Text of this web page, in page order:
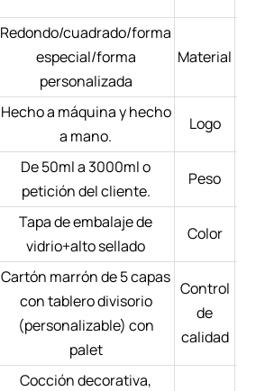
Redondo/cuadrado/forma
especial/forma
personalizada
Material
Hecho a máquina y hecho
a mano.
Logo
De 50ml a 3000ml o
petición del cliente.
Peso
Tapa de embalaje de
vidrio+alto sellado
Color
Cartón marrón de 5 capas
con tablero divisorio
(personalizable) con
palet
Control
de
calidad
Cocción decorativa,